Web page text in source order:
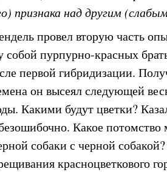
признака над другим
провел вторую часть
пурпурно-красных
первой гибридизации.
он высеял следующей
Какими будут цветки?
Какое
собаки с черной
красноцветкового